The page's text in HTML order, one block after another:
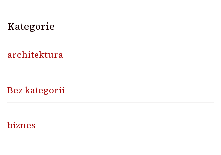
Kategorie
architektura
Bez kategorii
biznes